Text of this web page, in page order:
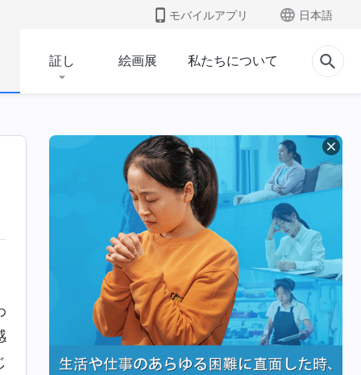
モバイルアプリ 日本語
証し 絵画展 私たちについて